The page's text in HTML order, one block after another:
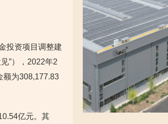
投资项目调整建
”），2022年2
额为308,177.83
亿元。其